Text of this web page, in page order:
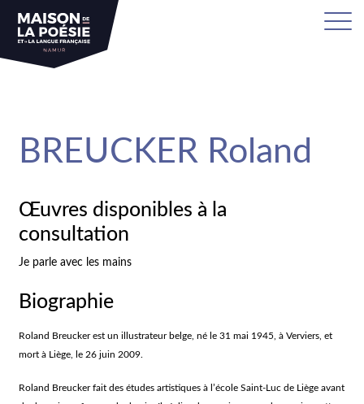
BREUCKER Roland
Œuvres disponibles à la
consultation
Je parle avec les mains
Biographie
Roland Breucker est un illustrateur belge, né le 31 mai 1945, à Verviers, et
mort à Liège, le 26 juin 2009.
Roland Breucker fait des études artistiques à l’école Saint-Luc de Liège avant